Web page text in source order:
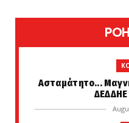
Ασταμάτητο...
ΔΕΔΔΗΕ